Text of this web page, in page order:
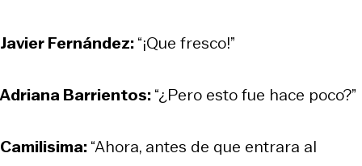
Javier Fernández:“¡Que fresco!”
Adriana Barrientos:“¿Pero esto fue hace poco?”
Camilisima:“Ahora, antes de que entrara al